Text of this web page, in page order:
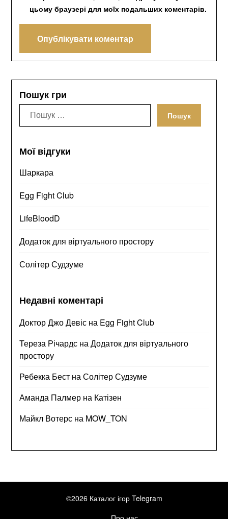
цьому браузері для моїх подальших коментарів.
Пошук гри
Пошук:
Мої відгуки
Шаркара
Egg Fight Club
LifeBloodD
Додаток для віртуального простору
Солітер Судзуме
Недавні коментарі
Доктор Джо Девіс на Egg Fight Club
Тереза Річардс наДодаток для віртуального
простору
Ребекка Бест наСолітер Судзуме
Аманда Палмер на Катізен
Майкл Вотерс на MOW_TON
©2026 Каталог ігор Telegram